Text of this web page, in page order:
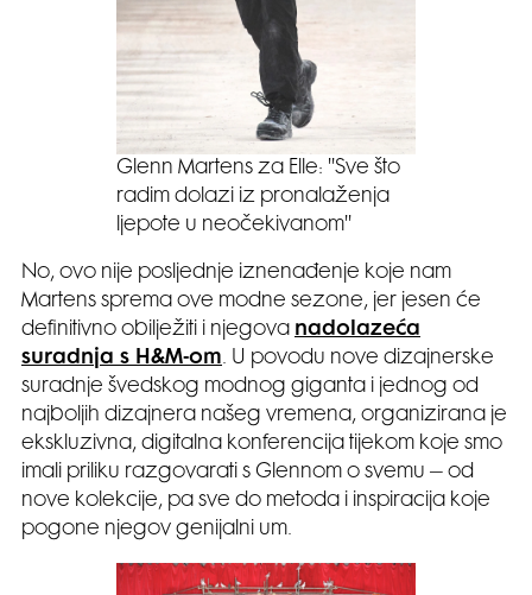
Glenn Martens za Elle: ''Sve što
radim dolazi iz pronalaženja
ljepote u neočekivanom''
No, ovo nije posljednje iznenađenje koje nam
Martens sprema ove modne sezone, jer jesen će
definitivno obilježiti i njegova nadolazeća
suradnja s H&M-om. U povodu nove dizajnerske
suradnje švedskog modnog giganta i jednog od
najboljih dizajnera našeg vremena, organizirana je
ekskluzivna, digitalna konferencija tijekom koje smo
imali priliku razgovarati s Glennom o svemu – od
nove kolekcije, pa sve do metoda i inspiracija koje
pogone njegov genijalni um.